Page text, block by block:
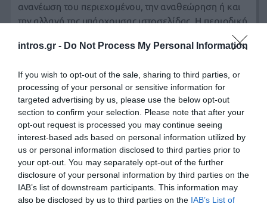
intros.gr - Do Not Process My Personal Information
If you wish to opt-out of the sale, sharing to third parties, or
processing of your personal or sensitive information for
targeted advertising by us, please use the below opt-out
section to confirm your selection. Please note that after your
opt-out request is processed you may continue seeing
interest-based ads based on personal information utilized by
us or personal information disclosed to third parties prior to
your opt-out. You may separately opt-out of the further
disclosure of your personal information by third parties on the
IAB’s list of downstream participants. This information may
also be disclosed by us to third parties on the IAB’s List of
ανανέωση του περιεχομένου, την αναθεώρηση ή και
την αλλαγή της υπάρχουσας ιστοσελίδας. Η περιοδική
προσθήκη κατηγοριών και ιστοσελίδων είναι επίσης
μέρος της Συντήρησης της Ιστοσελίδας
Η Συντήρηση της Ιστοσελίδας(WebsiteMaintenance)
περιλαμβάνει όλες τις απαραίτητες ενέργειες που θα
εξασφαλίσουν την λειτουργική ακεραιότητα της
ιστοσελίδας. Είναι γεγονός, ότι όταν τέτοιες ενέργειες
δεν γίνονται, τα αποτελέσματα είναι ορατά. Οι
κανόνες, με τους οποίους οι μηχανές αναζήτησης
αξιολογούν τις ιστοσελίδες, αλλάζουν διαρκώς. Η μη
τακτική ενημέρωση και αναβάθμιση που θα λαμβάνει
υπ΄όψη αυτούς του κανόνες, μπορεί να οδηγήσει σε